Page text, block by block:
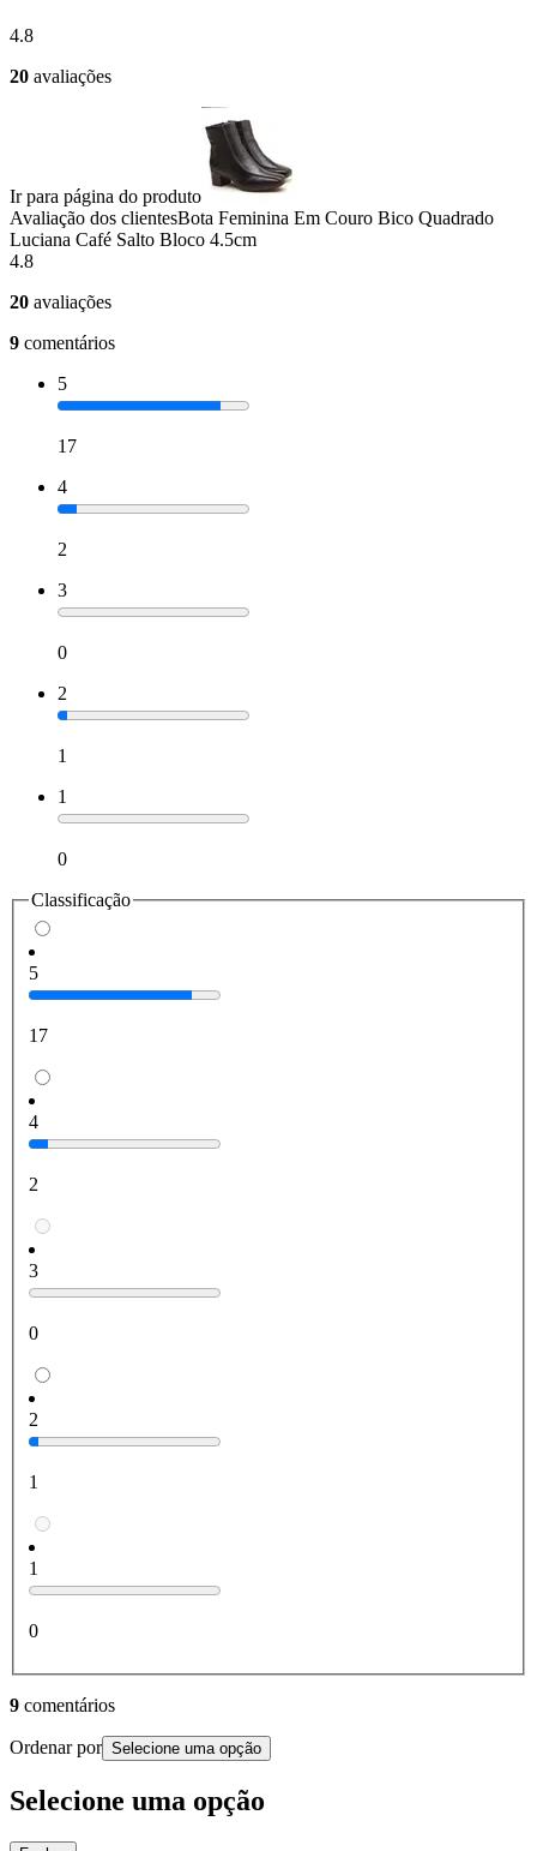
4.8
20 avaliações
Ir para página do produto
Avaliação dos clientesBota Feminina Em Couro Bico Quadrado
Luciana Café Salto Bloco 4.5cm
4.8
20 avaliações
9 comentários
5
17
4
2
3
0
2
1
1
0
Classificação
5
17
4
2
3
0
2
1
1
0
9 comentários
Ordenar por Selecione uma opção
Selecione uma opção